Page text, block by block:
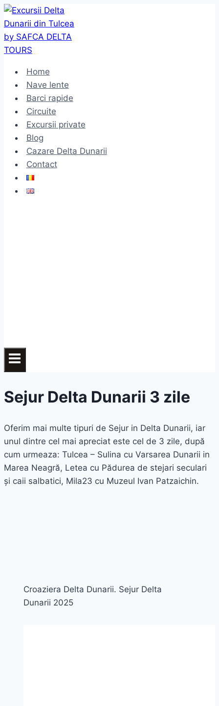
Skip
to
content
Home
Nave lente
Barci rapide
Circuite
Excursii private
Blog
Cazare Delta Dunarii
Contact
Sejur Delta Dunarii 3 zile
Oferim mai multe tipuri de Sejur in Delta Dunarii, iar
unul dintre cel mai apreciat este cel de 3 zile, după
cum urmeaza: Tulcea – Sulina cu Varsarea Dunarii in
Marea Neagră, Letea cu Pădurea de stejari seculari
și caii salbatici, Mila23 cu Muzeul Ivan Patzaichin.
Croaziera Delta Dunarii. Sejur Delta
Dunarii 2025